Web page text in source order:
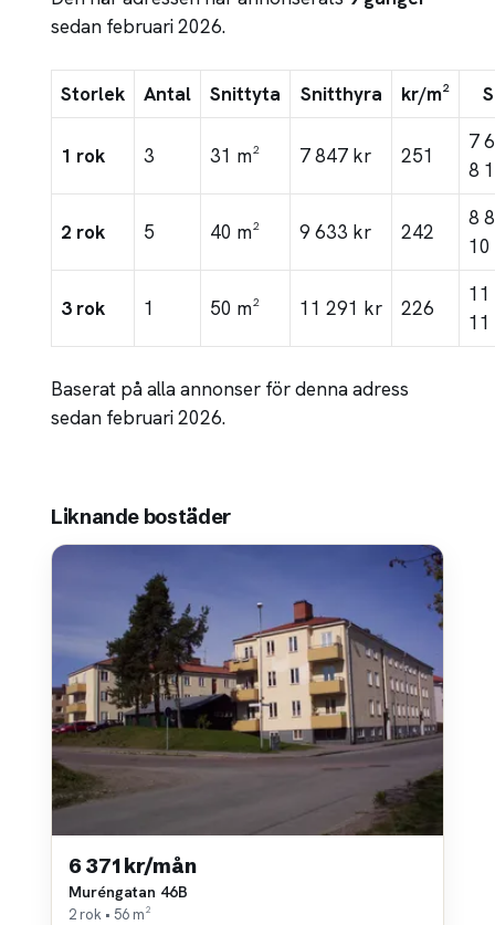
sedan februari 2026.
Storlek Antal Snittyta Snitthyra kr/m²
1 rok 3 31 m² 7 847 kr 251
7
8
2 rok 5 40 m² 9 633 kr 242
8
3 rok 1 50 m² 11 291 kr 226
11
Baserat på alla annonser för denna adress
sedan februari 2026.
Liknande bostäder
6 371 kr/mån
Muréngatan 46B
2 rok • 56 m²